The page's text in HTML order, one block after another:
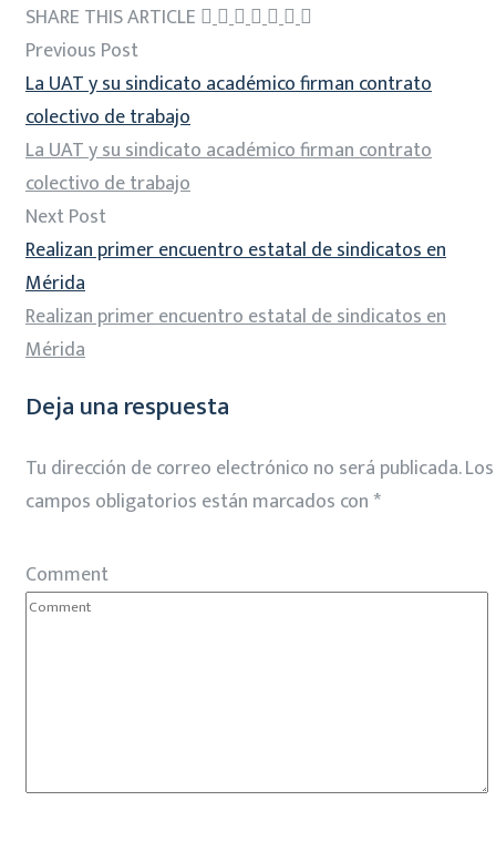
SHARE THIS ARTICLE
Previous Post
La UAT y su sindicato académico firman contrato
colectivo de trabajo
La UAT y su sindicato académico firman contrato
colectivo de trabajo
Next Post
Realizan primer encuentro estatal de sindicatos en
Mérida
Realizan primer encuentro estatal de sindicatos en
Mérida
Deja una respuesta
Tu dirección de correo electrónico no será publicada.Los
campos obligatorios están marcados con *
Comment